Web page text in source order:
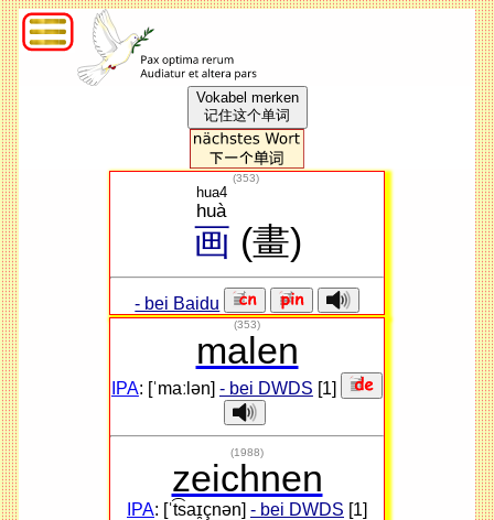
Vokabel merken
记住这个单词
(353)
画
huà
hua4
(畫)
- bei Baidu
(353)
malen
IPA: [ˈmaːlən] - bei DWDS [1]
(1988)
zeichnen
IPA: [ˈt͡saɪ̯çnən] - bei DWDS [1]